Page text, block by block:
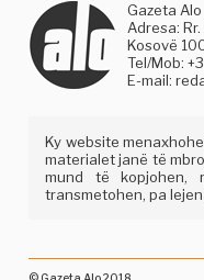
Gazeta Alo
Adresa:
Kosovë
Tel/Mob:
E-mail:
Ky website
materialet janë të
mund të kopjohen,
transmetohen, pa